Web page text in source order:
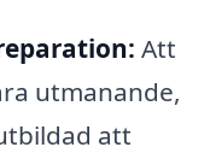
Att
utmanande,
att